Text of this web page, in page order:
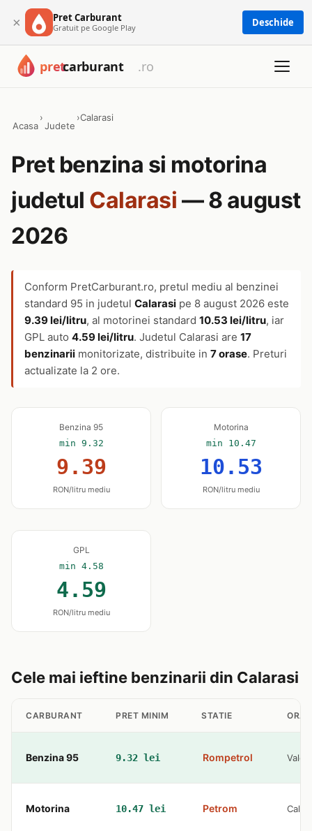
× Pret Carburant
Gratuit pe Google Play Deschide
Acasa
›
Judete
›Calarasi
Pret benzina si motorina
judetul Calarasi — 8 august
2026
Conform PretCarburant.ro, pretul mediu al benzinei
standard 95 in judetul Calarasi pe 8 august 2026 este
9.39 lei/litru, al motorinei standard 10.53 lei/litru, iar
GPL auto 4.59 lei/litru. Judetul Calarasi are 17
benzinarii monitorizate, distribuite in 7 orase. Preturi
actualizate la 2 ore.
Benzina 95
min 9.32
9.39
RON/litru mediu
Motorina
min 10.47
10.53
RON/litru mediu
GPL
min 4.58
4.59
RON/litru mediu
Cele mai ieftine benzinarii din Calarasi
CARBURANT PRET MINIM STATIE ORAS
Benzina 95 9.32 lei Rompetrol
Motorina 10.47 lei Petrom